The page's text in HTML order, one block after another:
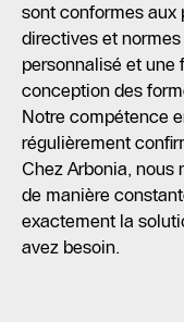
sont conformes aux
directives et
personnalisé et une
conception des
Notre compétence
régulièrement
Chez Arbonia, nous
de manière
exactement la
avez besoin.